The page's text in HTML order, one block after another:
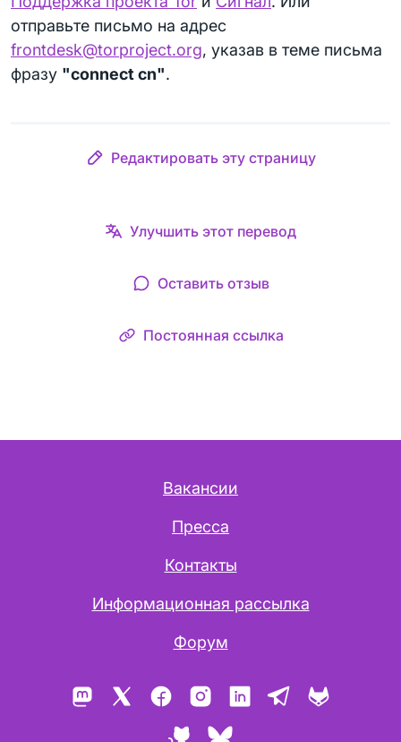
отправьте письмо на адрес
frontdesk@torproject.org, указав в теме письма
фразу "connect cn".
Редактировать эту страницу
Улучшить этот перевод
Оставить отзыв
Постоянная ссылка
Вакансии
Пресса
Контакты
Информационная рассылка
Форум
Mastodon FacebookInstagramLinkedInTelegram
GitHubBluesky